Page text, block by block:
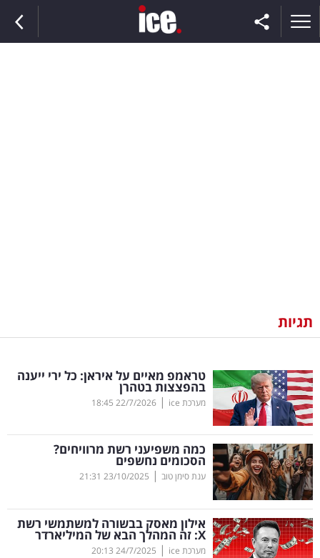
וצרכנות
דיגיטל
וטק
שיווק
ופרסום
משפט
מדדים
ומחקרים
תגיות
טראמפ מאיים על איראן: כל ירי ייענה
בהפצצות בטהרן
מערכת ice |
22/7/2026
18:45
כמה משפיעני רשת מרוויחים?
הסכומים נחשפים
ענת סימן טוב |
23/10/2025
21:31
אילון מאסק בבשורה למשתמשי רשת
X: זה המהלך הבא של המיליארדר
מערכת ice |
24/7/2025
20:13